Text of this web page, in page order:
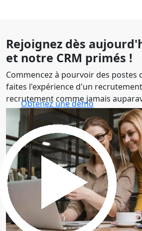
Rejoignez dès
et notre CRM primés !
Commencez à pourvoir des postes
faites l'expérience d'un
recrutement comme jamais
Obtenez une démo
30 minutes pour découvrir le
Obtenez une démo